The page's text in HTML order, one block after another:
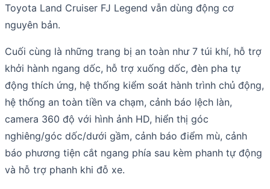
Toyota Land Cruiser FJ Legend vẫn dùng động cơ
nguyên bản.
Cuối cùng là những trang bị an toàn như 7 túi khí, hỗ trợ
khởi hành ngang dốc, hỗ trợ xuống dốc, đèn pha tự
động thích ứng, hệ thống kiểm soát hành trình chủ động,
hệ thống an toàn tiền va chạm, cảnh báo lệch làn,
camera 360 độ với hình ảnh HD, hiển thị góc
nghiêng/góc dốc/dưới gầm, cảnh báo điểm mù, cảnh
báo phương tiện cắt ngang phía sau kèm phanh tự động
và hỗ trợ phanh khi đỗ xe.